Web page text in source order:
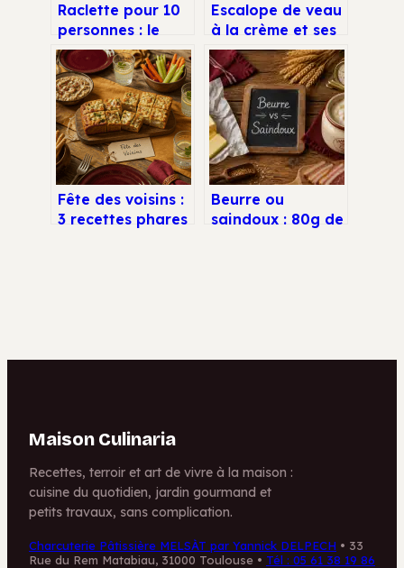
Raclette pour 10
personnes : le
guide des
quantités et 4
astuces pour
réussir votre
soirée
Escalope de veau
à la crème et ses
champignons
sautés
Fête des voisins :
3 recettes phares
Beurre ou
saindoux : 80g de
Maison Culinaria
Recettes, terroir et art de vivre à la maison :
cuisine du quotidien, jardin gourmand et
petits travaux, sans complication.
Charcuterie Pâtissière MELSÀT par Yannick DELPECH • 33
Rue du Rem Matabiau, 31000 Toulouse • Tél : 05 61 38 19 86